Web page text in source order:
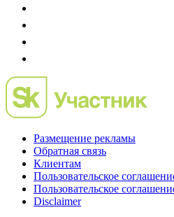
Размещение рекламы
Обратная связь